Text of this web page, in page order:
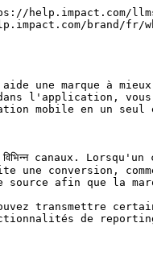
help.impact.com/
brand/
une marque à
l'application,
mobile en un
विभिन्न canaux.
conversion,
afin que la
transmettre
de